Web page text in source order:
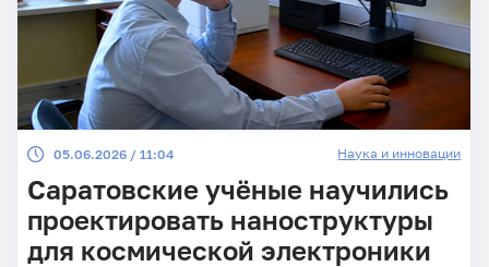
05.06.2026 / 11:04 Наука и инновации
Саратовские учёные научились
проектировать наноструктуры
для космической электроники